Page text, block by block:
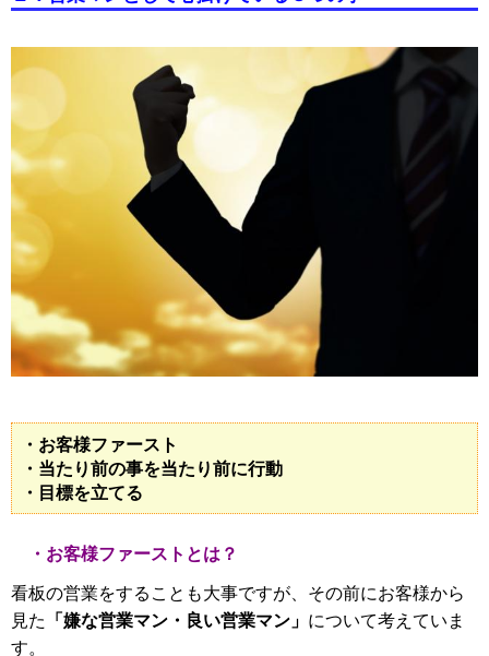
・お客様ファースト
・当たり前の事を当たり前に行動
・目標を立てる
・お客様ファーストとは？
看板の営業をすることも大事ですが、その前にお客様から
見た 「嫌な営業マン・良い営業マン」 について考えていま
す。